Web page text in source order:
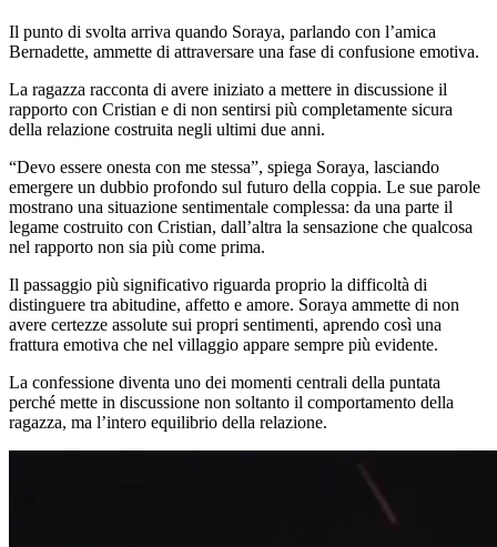
Il punto di svolta arriva quando Soraya, parlando con l’amica
Bernadette, ammette di attraversare una fase di confusione emotiva.
La ragazza racconta di avere iniziato a mettere in discussione il
rapporto con Cristian e di non sentirsi più completamente sicura
della relazione costruita negli ultimi due anni.
“Devo essere onesta con me stessa”, spiega Soraya, lasciando
emergere un dubbio profondo sul futuro della coppia. Le sue parole
mostrano una situazione sentimentale complessa: da una parte il
legame costruito con Cristian, dall’altra la sensazione che qualcosa
nel rapporto non sia più come prima.
Il passaggio più significativo riguarda proprio la difficoltà di
distinguere tra abitudine, affetto e amore. Soraya ammette di non
avere certezze assolute sui propri sentimenti, aprendo così una
frattura emotiva che nel villaggio appare sempre più evidente.
La confessione diventa uno dei momenti centrali della puntata
perché mette in discussione non soltanto il comportamento della
ragazza, ma l’intero equilibrio della relazione.